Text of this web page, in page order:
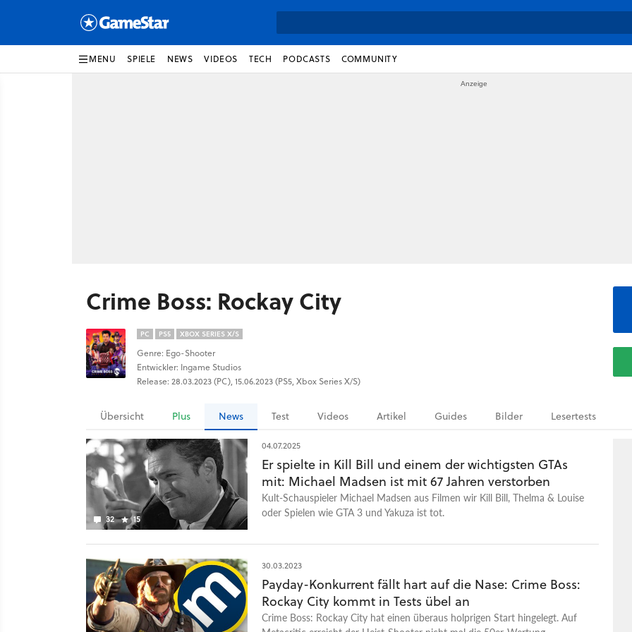
MENU SPIELE NEWS VIDEOS TECH PODCASTS COMMUNITY
Crime Boss: Rockay City
PC PS5 XBOX SERIES X/S
Genre: Ego-Shooter
Entwickler: Ingame Studios
Release: 28.03.2023 (PC), 15.06.2023 (PS5, Xbox Series X/S)
Übersicht Plus News Test Videos Artikel Guides Bilder Lesertests
32 15
04.07.2025
Er spielte in Kill Bill und einem der wichtigsten GTAs
mit: Michael Madsen ist mit 67 Jahren verstorben
Kult-Schauspieler Michael Madsen aus Filmen wir Kill Bill, Thelma & Louise
oder Spielen wie GTA 3 und Yakuza ist tot.
30.03.2023
Payday-Konkurrent fällt hart auf die Nase: Crime Boss:
Rockay City kommt in Tests übel an
Crime Boss: Rockay City hat einen überaus holprigen Start hingelegt. Auf